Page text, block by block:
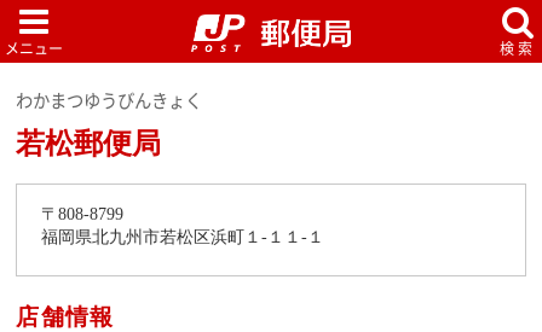
わかまつゆうびんきょく
若松郵便局
〒808-8799
福岡県北九州市若松区浜町１-１１-１
店舗情報